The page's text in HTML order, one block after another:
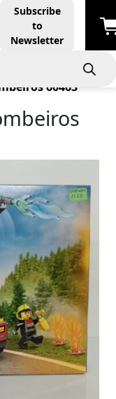
Subscribe
to
Newsletter
60463